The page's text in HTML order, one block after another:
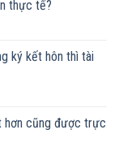
thực tế?
ký kết hôn thì tài
hơn cũng được trực